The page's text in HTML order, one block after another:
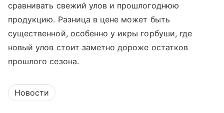
сравнивать свежий улов и прошлогоднюю
продукцию. Разница в цене может быть
существенной, особенно у икры горбуши, где
новый улов стоит заметно дороже остатков
прошлого сезона.
Новости